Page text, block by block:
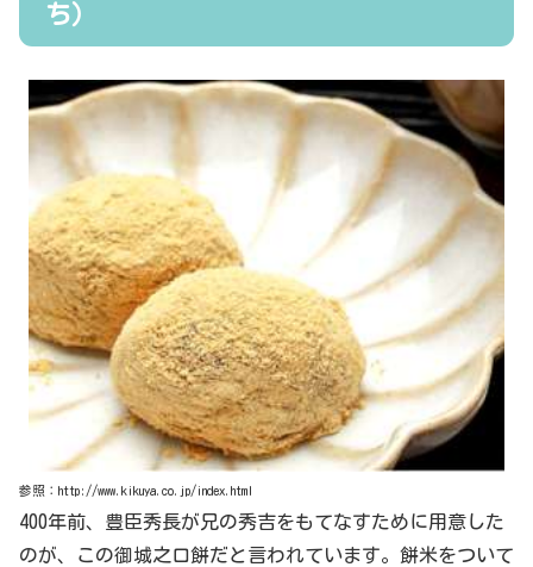
ち）
参照：http://www.kikuya.co.jp/index.html
400年前、豊臣秀長が兄の秀吉をもてなすために用意した
のが、この御城之口餅だと言われています。餅米をついて